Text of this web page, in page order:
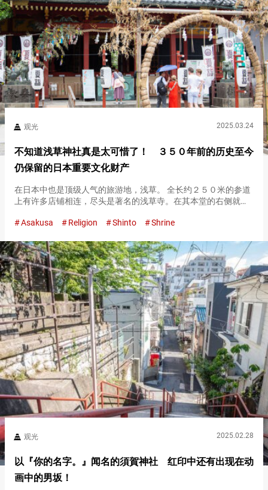
观光 2025.03.24
不知道浅草神社真是太可惜了！ ３５０年前的历史至今
仍保留的日本重要文化财产
在日本中也是顶级人气的旅游地，浅草。 全长约２５０米的参道
上有许多店铺相连，尽头是著名的浅草寺。在其本堂的右侧就是
浅草神社后，首先在鸟居前鞠躬，然后进入境内。 接着，在手水
Asakusa Religion Shinto Shrine
观光 2025.02.28
以『你的名字。』闻名的須賀神社 红印中还有出现在动
画中的男坂！